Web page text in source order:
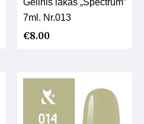
7ml. Nr.013
€8.00